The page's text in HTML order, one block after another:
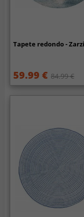
Tapete redondo -
59.99 € 84.99 €